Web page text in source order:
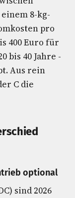
8-kg-
pro
400 Euro für
bis 40 Jahre -
Aus rein
C die
optional
sind 2026